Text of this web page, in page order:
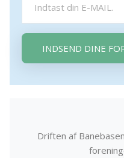
INDSEND DINE
Driften af